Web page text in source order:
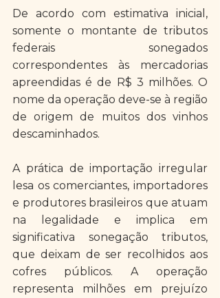
De acordo com estimativa inicial,
somente o montante de tributos
federais sonegados
correspondentes às mercadorias
apreendidas é de R$ 3 milhões. O
nome da operação deve-se à região
de origem de muitos dos vinhos
descaminhados.
A prática de importação irregular
lesa os comerciantes, importadores
e produtores brasileiros que atuam
na legalidade e implica em
significativa sonegação tributos,
que deixam de ser recolhidos aos
cofres públicos. A operação
representa milhões em prejuízo